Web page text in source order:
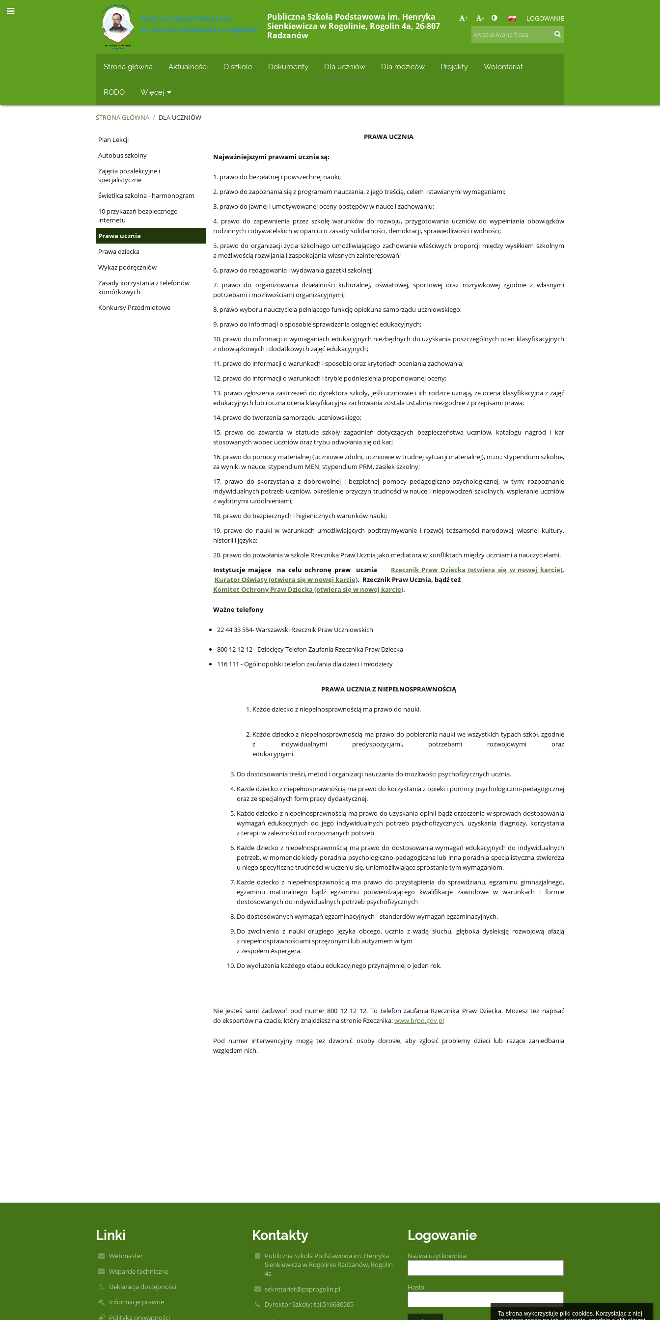
Ta strona wykorzystuje pliki cookies. Korzystając z niej
Publiczna Szkoła Podstawowa im. Henryka
Sienkiewicza w Rogolinie, Rogolin 4a, 26-807
Radzanów
+ - LOGOWANIE
Strona główna Aktualności O szkole Dokumenty Dla uczniów Dla rodziców Projekty Wolontariat
RODO Więcej
STRONA GŁÓWNA / DLA UCZNIÓW
Dla
uczniów
Plan Lekcji
Autobus szkolny
Zajęcia pozalekcyjne i
specjalistyczne
Świetlica szkolna - harmonogram
10 przykazań bezpiecznego
internetu
Prawa ucznia
Prawa dziecka
Wykaz podręczniów
Zasady korzystania z telefonów
komórkowych
Konkursy Przedmiotowe
PRAWA UCZNIA
Najważniejszymi prawami ucznia są:
1. prawo do bezpłatnej i powszechnej nauki;
2. prawo do zapoznania się z programem nauczania, z jego treścią, celem i stawianymi wymaganiami;
3. prawo do jawnej i umotywowanej oceny postępów w nauce i zachowaniu;
4. prawo do zapewnienia przez szkołę warunków do rozwoju, przygotowania uczniów do wypełniania obowiązków
rodzinnych i obywatelskich w oparciu o zasady solidarności, demokracji, sprawiedliwości i wolności;
5. prawo do organizacji życia szkolnego umożliwiającego zachowanie właściwych proporcji między wysiłkiem szkolnym
a możliwością rozwijania i zaspokajania własnych zainteresowań;
6. prawo do redagowania i wydawania gazetki szkolnej;
7. prawo do organizowania działalności kulturalnej, oświatowej, sportowej oraz rozrywkowej zgodnie z własnymi
potrzebami i możliwościami organizacyjnymi;
8. prawo wyboru nauczyciela pełniącego funkcję opiekuna samorządu uczniowskiego;
9. prawo do informacji o sposobie sprawdzania osiągnięć edukacyjnych;
10. prawo do informacji o wymaganiach edukacyjnych niezbędnych do uzyskania poszczególnych ocen klasyfikacyjnych
z obowiązkowych i dodatkowych zajęć edukacyjnych;
11. prawo do informacji o warunkach i sposobie oraz kryteriach oceniania zachowania;
12. prawo do informacji o warunkach i trybie podniesienia proponowanej oceny;
13. prawo zgłoszenia zastrzeżeń do dyrektora szkoły, jeśli uczniowie i ich rodzice uznają, że ocena klasyfikacyjna z zajęć
edukacyjnych lub roczna ocena klasyfikacyjna zachowania została ustalona niezgodnie z przepisami prawa;
14. prawo do tworzenia samorządu uczniowskiego;
15. prawo do zawarcia w statucie szkoły zagadnień dotyczących bezpieczeństwa uczniów, katalogu nagród i kar
stosowanych wobec uczniów oraz trybu odwołania się od kar;
16. prawo do pomocy materialnej (uczniowie zdolni, uczniowie w trudnej sytuacji materialnej), m.in.: stypendium szkolne,
za wyniki w nauce, stypendium MEN, stypendium PRM, zasiłek szkolny;
17. prawo do skorzystania z dobrowolnej i bezpłatnej pomocy pedagogiczno-psychologicznej, w tym: rozpoznanie
indywidualnych potrzeb uczniów, określenie przyczyn trudności w nauce i niepowodzeń szkolnych, wspieranie uczniów
z wybitnymi uzdolnieniami;
18. prawo do bezpiecznych i higienicznych warunków nauki;
19. prawo do nauki w warunkach umożliwiających podtrzymywanie i rozwój tożsamości narodowej, własnej kultury,
historii i języka;
20. prawo do powołania w szkole Rzecznika Praw Ucznia jako mediatora w konfliktach między uczniami a nauczycielami.
Instytucje mające na celu ochronę praw ucznia Rzecznik Praw Dziecka (otwiera się w nowej karcie),
Kurator Oświaty (otwiera się w nowej karcie), Rzecznik Praw Ucznia, bądź też
Komitet Ochrony Praw Dziecka (otwiera się w nowej karcie).
Ważne telefony
22 44 33 554- Warszawski Rzecznik Praw Uczniowskich
800 12 12 12 - Dziecięcy Telefon Zaufania Rzecznika Praw Dziecka
116 111 - Ogólnopolski telefon zaufania dla dzieci i młodzieży
PRAWA UCZNIA Z NIEPEŁNOSPRAWNOŚCIĄ
Każde dziecko z niepełnosprawnością ma prawo do nauki.
Każde dziecko z niepełnosprawnością ma prawo do pobierania nauki we wszystkich typach szkół, zgodnie
z indywidualnymi predyspozycjami, potrzebami rozwojowymi oraz
edukacyjnymi.
Do dostosowania treści, metod i organizacji nauczania do możliwości psychofizycznych ucznia.
Każde dziecko z niepełnosprawnością ma prawo do korzystania z opieki i pomocy psychologiczno-pedagogicznej
oraz ze specjalnych form pracy dydaktycznej.
Każde dziecko z niepełnosprawnością ma prawo do uzyskania opinii bądź orzeczenia w sprawach dostosowania
wymagań edukacyjnych do jego indywidualnych potrzeb psychofizycznych, uzyskania diagnozy, korzystania
z terapii w zależności od rozpoznanych potrzeb
Każde dziecko z niepełnosprawnością ma prawo do dostosowania wymagań edukacyjnych do indywidualnych
potrzeb, w momencie kiedy poradnia psychologiczno-pedagogiczna lub inna poradnia specjalistyczna stwierdza
u niego specyficzne trudności w uczeniu się, uniemożliwiające sprostanie tym wymaganiom.
Każde dziecko z niepełnosprawnością ma prawo do przystąpienia do sprawdzianu, egzaminu gimnazjalnego,
egzaminu maturalnego bądź egzaminu potwierdzającego kwalifikacje zawodowe w warunkach i formie
dostosowanych do indywidualnych potrzeb psychofizycznych
Do dostosowanych wymagań egzaminacyjnych - standardów wymagań egzaminacyjnych.
Do zwolnienia z nauki drugiego języka obcego, ucznia z wadą słuchu, głęboka dysleksją rozwojową afazją
z niepełnosprawnościami sprzężonymi lub autyzmem w tym
z zespołem Aspergera.
Do wydłużenia każdego etapu edukacyjnego przynajmniej o jeden rok.
Nie jesteś sam! Zadzwoń pod numer 800 12 12 12. To telefon zaufania Rzecznika Praw Dziecka. Możesz też napisać
do ekspertów na czacie, który znajdziesz na stronie Rzecznika:www.brpd.gov.pl
Pod numer interwencyjny mogą też dzwonić osoby dorosłe, aby zgłosić problemy dzieci lub rażące zaniedbania
względem nich.
Linki
Webmaster
Wsparcie techniczne
Deklaracja dostępności
Informacje prawne
Polityka prywatności
Kontakty
Publiczna Szkoła Podstawowa im. Henryka
Sienkiewicza w Rogolinie Radzanów, Rogolin
4a
sekretariat@psprogolin.pl
Dyrektor Szkoły: tel.516680505
Logowanie
Nazwa użytkownika:
Hasło: